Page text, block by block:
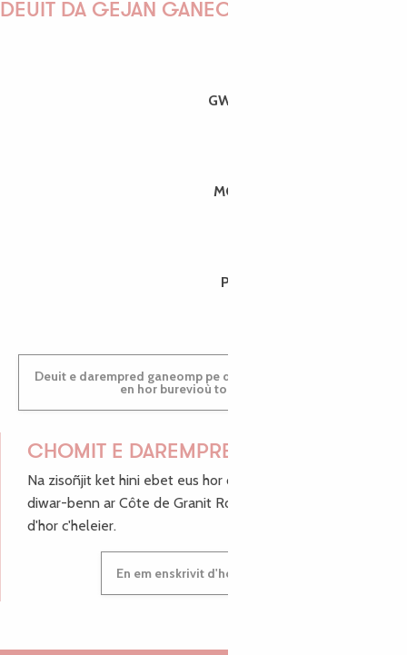
DEUIT DA GEJAÑ GANEOMP !
GWENAËLLE
MORGANE
PAULINE
Deuit e darempred ganeomp pe deuit da welet ac'hanomp
en hor burevioù touristerezh
CHOMIT E DAREMPRED !
Na zisoñjit ket hini ebet eus hor c'hinnigoù mat ha keleier
diwar-benn ar Côte de Granit Rose, enskrivit hoc'h anv
d'hor c'heleier.
En em enskrivit d'hor c'heleier